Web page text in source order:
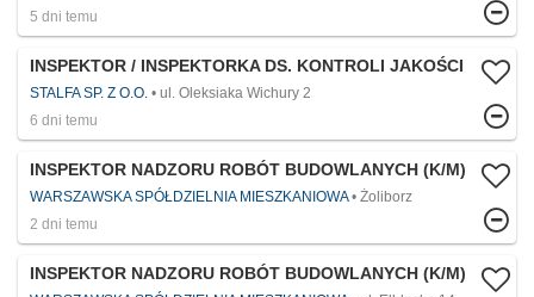
5 dni temu
INSPEKTOR / INSPEKTORKA DS. KONTROLI JAKOŚCI
STALFA SP. Z O.O.
ul. Oleksiaka Wichury 2
6 dni temu
INSPEKTOR NADZORU ROBÓT BUDOWLANYCH (K/M)
WARSZAWSKA SPÓŁDZIELNIA MIESZKANIOWA
Żoliborz
2 dni temu
INSPEKTOR NADZORU ROBÓT BUDOWLANYCH (K/M)